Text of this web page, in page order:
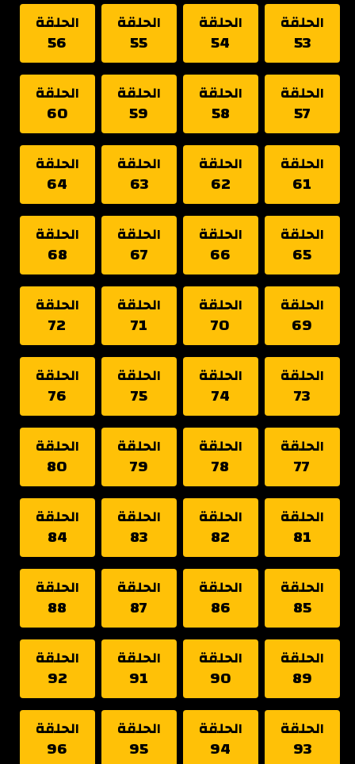
الحلقة
53
الحلقة
54
الحلقة
55
الحلقة
56
الحلقة
57
الحلقة
58
الحلقة
59
الحلقة
60
الحلقة
61
الحلقة
62
الحلقة
63
الحلقة
64
الحلقة
65
الحلقة
66
الحلقة
67
الحلقة
68
الحلقة
69
الحلقة
70
الحلقة
71
الحلقة
72
الحلقة
73
الحلقة
74
الحلقة
75
الحلقة
76
الحلقة
77
الحلقة
78
الحلقة
79
الحلقة
80
الحلقة
81
الحلقة
82
الحلقة
83
الحلقة
84
الحلقة
85
الحلقة
86
الحلقة
87
الحلقة
88
الحلقة
89
الحلقة
90
الحلقة
91
الحلقة
92
الحلقة
93
الحلقة
94
الحلقة
95
الحلقة
96